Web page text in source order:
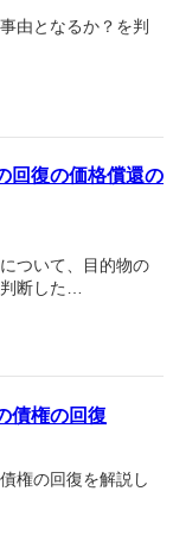
由となるか？を判
回復の価格償還の
ついて、目的物の
断した…
債権の回復
権の回復を解説し